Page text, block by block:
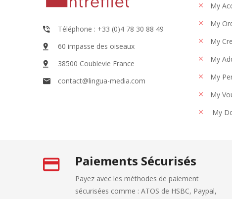
Téléphone : +33 (0)4 78 30 88 49
60 impasse des oiseaux
38500 Coublevie France
contact@lingua-media.com
My
My
My
My
My
My
My
Paiements Sécurisés
Payez avec les méthodes de paiement
sécurisées comme : ATOS de HSBC, Paypal,